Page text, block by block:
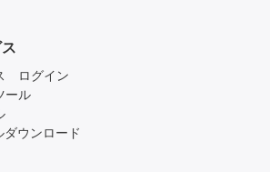
ログイン
ール
ダウンロード